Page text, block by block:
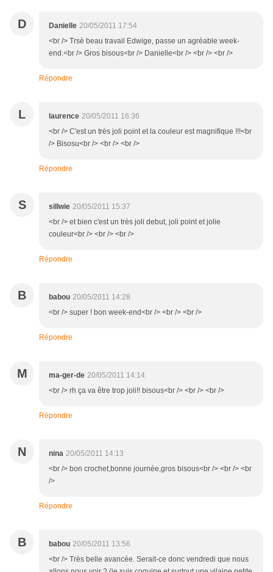
D Danielle 20/05/2011 17:54
<br /> Trsè beau travail Edwige, passe un agréable week-
end.<br /> Gros bisous<br /> Danielle<br /> <br /> <br />
Répondre
L laurence 20/05/2011 16:36
<br /> C'est un très joli point et la couleur est magnifique !!!<br
/> Bisosu<br /> <br /> <br />
Répondre
S sillwie 20/05/2011 15:37
<br /> et bien c'est un très joli debut, joli point et jolie
couleur<br /> <br /> <br />
Répondre
B babou 20/05/2011 14:28
<br /> super ! bon week-end<br /> <br /> <br />
Répondre
M ma-ger-de 20/05/2011 14:14
<br /> rh ça va être trop joli!! bisous<br /> <br /> <br />
Répondre
N nina 20/05/2011 14:13
<br /> bon crochet,bonne journée,gros bisous<br /> <br /> <br
/>
Répondre
B babou 20/05/2011 13:56
<br /> Très belle avancée. Serait-ce donc vendredi que nous